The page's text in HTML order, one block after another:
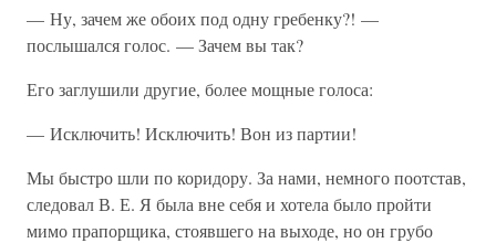
— Ну, зачем же обоих под одну гребенку?! —
послышался голос. — Зачем вы так?
Его заглушили другие, более мощные голоса:
— Исключить! Исключить! Вон из партии!
Мы быстро шли по коридору. За нами, немного поотстав,
следовал В. Е. Я была вне себя и хотела было пройти
мимо прапорщика, стоявшего на выходе, но он грубо